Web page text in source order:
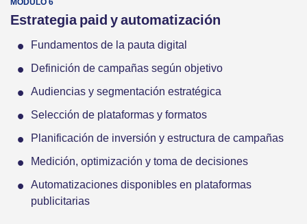
Estrategia paid y automatización
Fundamentos de la pauta digital
Definición de campañas según objetivo
Audiencias y segmentación estratégica
Selección de plataformas y formatos
Planificación de inversión y estructura de campañas
Medición, optimización y toma de decisiones
Automatizaciones disponibles en plataformas
publicitarias